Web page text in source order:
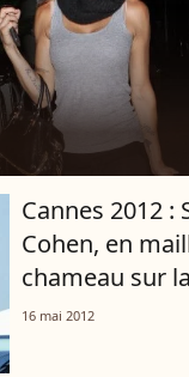
Cannes 2012 :
Cohen, en
chameau sur
16 mai 2012